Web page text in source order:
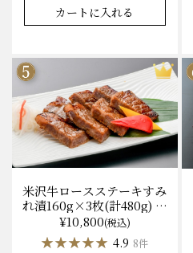
カートに入れる
米沢牛ロースステーキすみ
れ漬160g×3枚(計480g) 木
箱入 味噌酒粕漬け/冷蔵
送料無料
¥10,800(税込)
★★★★★
★★★★★ 4.9 8件